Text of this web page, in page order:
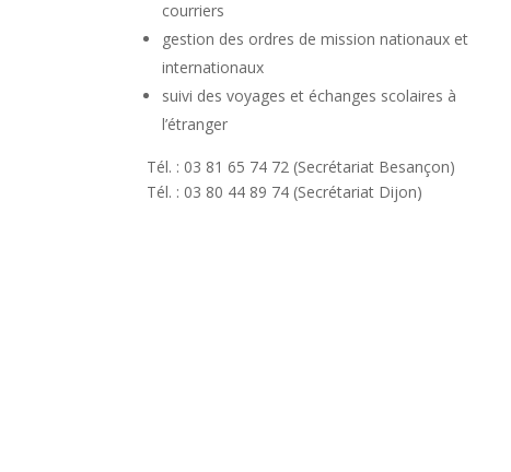
courriers
gestion des ordres de mission nationaux et
internationaux
suivi des voyages et échanges scolaires à
l’étranger
Tél. : 03 81 65 74 72 (Secrétariat Besançon)
Tél. : 03 80 44 89 74 (Secrétariat Dijon)